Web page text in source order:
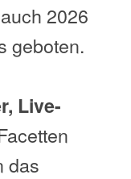
2026
geboten.
Live-
das